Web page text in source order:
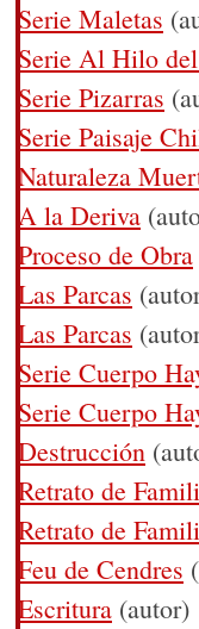
Serie Maletas
Serie Al Hilo
Serie Pizarras
Serie Paisaje
Naturaleza
A la Deriva
Proceso de Obra
Las Parcas
Las Parcas
Serie Cuerpo
Serie Cuerpo
Destrucción
Retrato de
Retrato de
Feu de Cendres
Escritura (autor)